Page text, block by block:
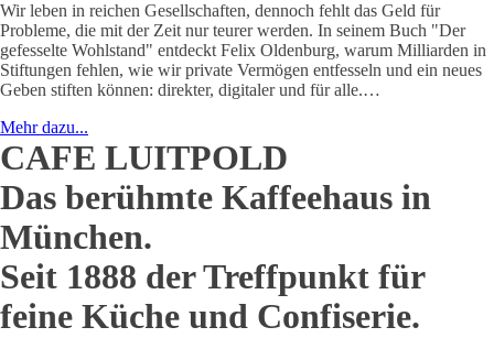
Wir leben in reichen Gesellschaften, dennoch fehlt das Geld für
Probleme, die mit der Zeit nur teurer werden. In seinem Buch "Der
gefesselte Wohlstand" entdeckt Felix Oldenburg, warum Milliarden in
Stiftungen fehlen, wie wir private Vermögen entfesseln und ein neues
Geben stiften können: direkter, digitaler und für alle.…
Mehr dazu...
CAFE LUITPOLD
Das berühmte Kaffeehaus in
München.
Seit 1888 der Treffpunkt für
feine Küche und Confiserie.